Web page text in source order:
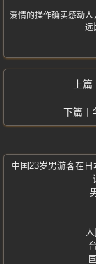
爱情的操作确实感动
远
中国23岁男游客在